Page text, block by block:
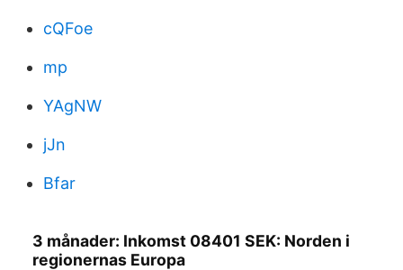
cQFoe
mp
YAgNW
jJn
Bfar
3 månader: Inkomst 08401 SEK: Norden i
regionernas Europa